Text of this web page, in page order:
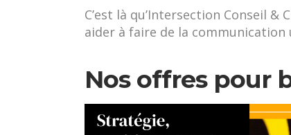
C’est là qu’Intersection Conseil
aider à faire de la
Nos offres pour